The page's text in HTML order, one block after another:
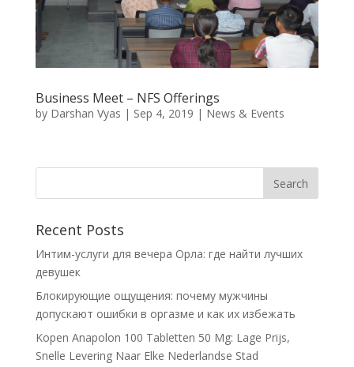
Business Meet – NFS Offerings
by Darshan Vyas | Sep 4, 2019 | News & Events
Recent Posts
Интим-услуги для вечера Орла: где найти лучших
девушек
Блокирующие ощущения: почему мужчины
допускают ошибки в оргазме и как их избежать
Kopen Anapolon 100 Tabletten 50 Mg: Lage Prijs,
Snelle Levering Naar Elke Nederlandse Stad